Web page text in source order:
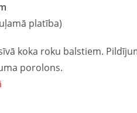
platība)
koka roku balstiem.
porolons.